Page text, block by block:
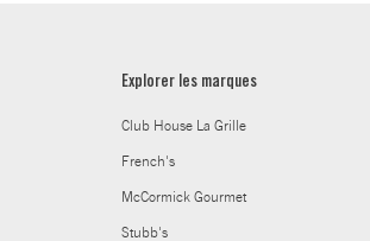
Explorer les marques
Club House La Grille
French's
McCormick Gourmet
Stubb's